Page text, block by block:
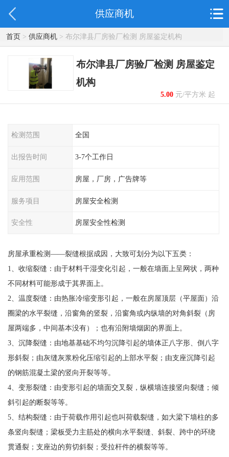
供应商机
首页> 供应商机> 布尔津县厂房验厂检测 房屋鉴定机构
布尔津县厂房验厂检测 房屋鉴定
机构
5.00元/平方米 起
检测范围 全国
出报告时间 3-7个工作日
应用范围 房屋，厂房，广告牌等
服务项目 房屋安全检测
安全性 房屋安全性检测
房屋承重检测——裂缝根据成因，大致可划分为以下五类：
1、收缩裂缝：由于材料干湿变化引起，一般在墙面上呈网状，两种
不同材料可能形成于其界面上。
2、温度裂缝：由热胀冷缩变形引起，一般在房屋顶层（平屋面）沿
圈梁的水平裂缝，沿窗角的竖裂，沿窗角或内纵墙的对角斜裂（房
屋两端多，中间基本没有）；也有沿附墙烟囱的界面上。
3、沉降裂缝：由地基基础不均匀沉降引起的墙体正八字形、倒八字
形斜裂；由灰缝灰浆粉化压缩引起的上部水平裂；由支座沉降引起
的钢筋混凝土梁的竖向开裂等等。
4、变形裂缝：由变形引起的墙面交叉裂，纵横墙连接竖向裂缝；倾
斜引起的断裂等等。
5、结构裂缝：由于荷载作用引起也叫荷载裂缝，如大梁下墙柱的多
条竖向裂缝；梁板受力主筋处的横向水平裂缝、斜裂、跨中的环绕
贯通裂；支座边的剪切斜裂；受拉杆件的横裂等等。